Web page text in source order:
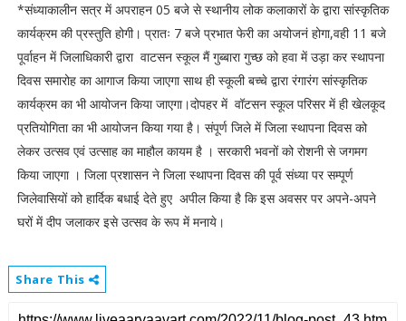
*संध्याकालीन सत्र में अपराहन 05 बजे से स्थानीय लोक कलाकारों के द्वारा सांस्कृतिक
कार्यक्रम की प्रस्तुति होगी। प्रातः 7 बजे प्रभात फेरी का अयोजनं होगा,वही 11 बजे
पूर्वाहन में जिलाधिकारी द्वारा वाटसन स्कूल मैं गुब्बारा गुच्छ को हवा में उड़ा कर स्थापना
दिवस समारोह का आगाज किया जाएगा साथ ही स्कूली बच्चे द्वारा रंगारंग सांस्कृतिक
कार्यक्रम का भी आयोजन किया जाएगा।दोपहर में वॉटसन स्कूल परिसर में ही खेलकूद
प्रतियोगिता का भी आयोजन किया गया है। संपूर्ण जिले में जिला स्थापना दिवस को
लेकर उत्सव एवं उत्साह का माहौल कायम है । सरकारी भवनों को रोशनी से जगमग
किया जाएगा । जिला प्रशासन ने जिला स्थापना दिवस की पूर्व संध्या पर सम्पूर्ण
जिलेवासियों को हार्दिक बधाई देते हुए अपील किया है कि इस अवसर पर अपने-अपने
घरों में दीप जलाकर इसे उत्सव के रूप में मनाये।
Share This